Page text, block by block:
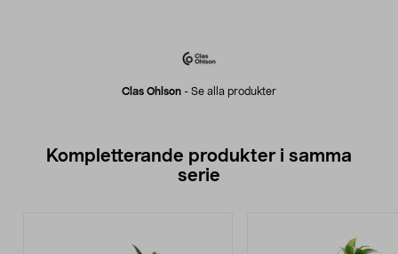
Clas Ohlson - Se alla produkter
Kompletterande produkter i samma
serie